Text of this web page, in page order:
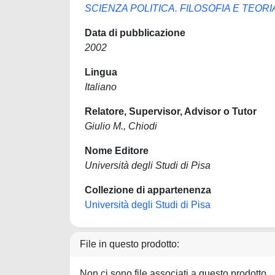
SCIENZA POLITICA. FILOSOFIA E
Data di pubblicazione
2002
Lingua
Italiano
Relatore, Supervisor, Advisor o Tutor
Giulio M., Chiodi
Nome Editore
Università degli Studi di Pisa
Collezione di appartenenza
Università degli Studi di Pisa
File in questo prodotto: